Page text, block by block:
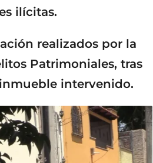
ilícitas.
realizados por la
Patrimoniales, tras
intervenido.